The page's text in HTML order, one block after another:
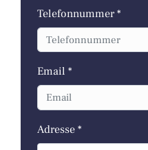
Telefonnummer *
Email *
Adresse *